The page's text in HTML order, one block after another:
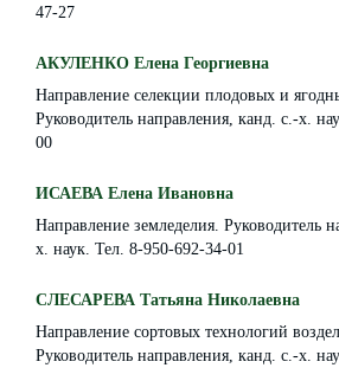
47-27
АКУЛЕНКО Елена Георгиевна
Направление селекции плодовых и
Руководитель направления, канд. с.-х.
00
ИСАЕВА Елена Ивановна
Направление земледелия. Руководитель
х. наук. Тел. 8-950-692-34-01
СЛЕСАРЕВА Татьяна Николаевна
Направление сортовых технологий
Руководитель направления, канд. с.-х.